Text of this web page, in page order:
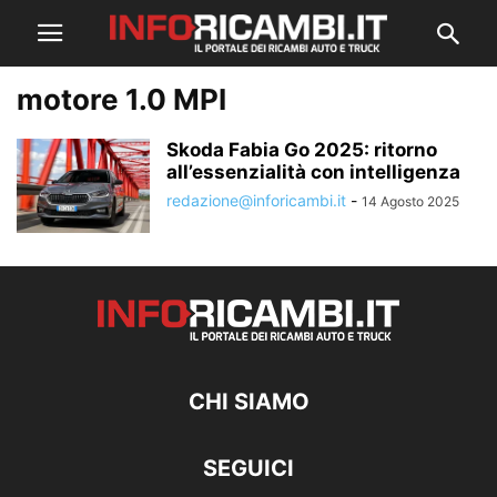
motore 1.0 MPI
Skoda Fabia Go 2025: ritorno
all’essenzialità con intelligenza
redazione@inforicambi.it - 14 Agosto 2025
CHI SIAMO
SEGUICI